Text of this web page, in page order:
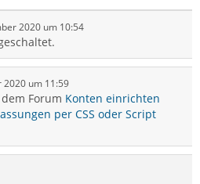
2020 um 10:54
2020 um 11:59
Forum Konten einrichten
per CSS oder Script